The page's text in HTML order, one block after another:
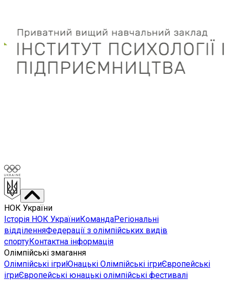
НОК України
Історія НОК УкраїниКомандаРегіональні
відділенняФедерації з олімпійських видів
спортуКонтактна інформація
Олімпійські змагання
Олімпійські ігриЮнацькі Олімпійські ігриЄвропейські
ігриЄвропейські юнацькі олімпійські фестивалі